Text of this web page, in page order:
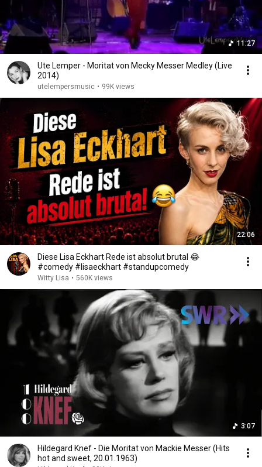
11:27
Ute Lemper - Moritat von Mecky Messer Medley (Live
2014)
utelempersmusic • 99K views
22:06
Diese Lisa Eckhart Rede ist absolut brutal 😂
#comedy #lisaeckhart #standupcomedy
Witty Lisa • 560K views
3:07
Hildegard Knef - Die Moritat von Mackie Messer (Hits
hot and sweet, 20.01.1963)